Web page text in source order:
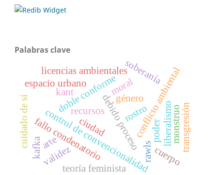
Palabras clave
fallo condenatorio
recursos
doble conformedebido proceso
control de convencionalidad
licencias ambientales conflicto ambiental
validez
ciudad
espacio urbano
género
teoría feminista
soberanía
liberalismo
moral
arte
cuidado de sí
kant
rawlscuerpo
rostro monstruotransgresión
poder
kafka